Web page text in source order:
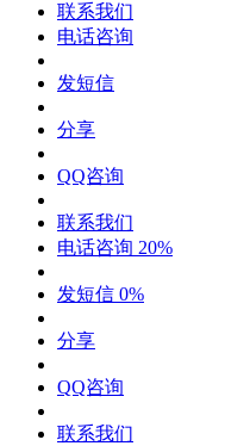
联系我们
电话咨询
发短信
分享
QQ咨询
联系我们
电话咨询 20%
发短信 0%
分享
QQ咨询
联系我们